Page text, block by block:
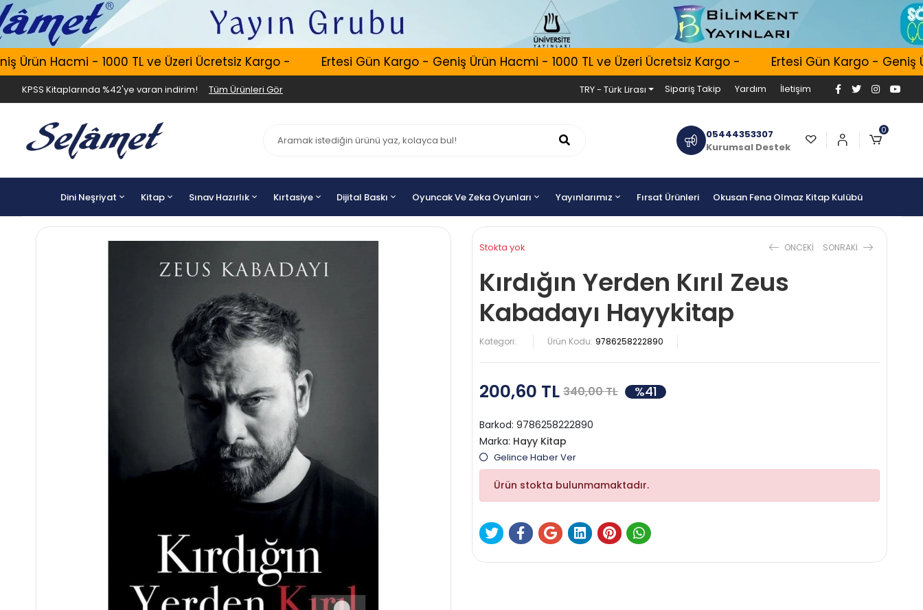
Hacmi - 1000 TL ve Üzeri Ücretsiz Kargo - Ertesi Gün Kargo - Geniş Ürün Hacmi - 1000 TL ve Üzeri Ücretsiz Kargo - Ertesi Gün Kargo - Geniş
KPSS Kitaplarında %42'ye varan indirim! Tüm Ürünleri Gör TRY - Türk Lirası Sipariş Takip Yardım İletişim
05444353307
Kurumsal Destek
0
Dini Neşriyat Kitap Sınav Hazırlık Kırtasiye Dijital Baskı Oyuncak Ve Zeka Oyunları Yayınlarımız Fırsat Ürünleri Okusan Fena Olmaz Kitap Kulübü
Stokta yok ONCEKI SONRAKI
Kırdığın Yerden Kırıl Zeus
Kabadayı Hayykitap
Kategori: Ürün Kodu: 9786258222890
200,60 TL 340,00 TL %41
Barkod: 9786258222890
Marka: Hayy Kitap
Gelince Haber Ver
Ürün stokta bulunmamaktadır.